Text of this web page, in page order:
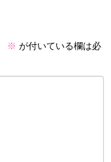
※ が付いている欄は必